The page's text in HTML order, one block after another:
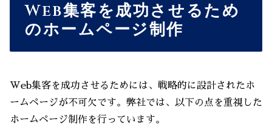
Web集客を成功させるため
のホームページ制作
Web集客を成功させるためには、戦略的に設計されたホ
ームページが不可欠です。弊社では、以下の点を重視した
ホームページ制作を行っています。